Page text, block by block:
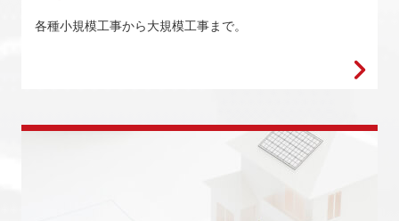
各種小規模工事から大規模工事まで。